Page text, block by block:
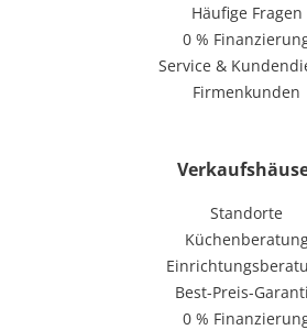
Häufige Fragen
0 %
Service &
Firmenkunden
Standorte
Best-Preis-
0 %